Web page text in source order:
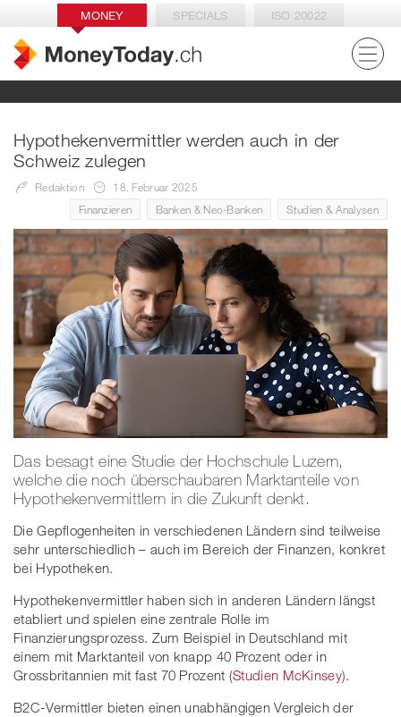
MONEY SPECIALS ISO 20022
Hypothekenvermittler werden auch in der
Schweiz zulegen
Redaktion
18. Februar 2025
Finanzieren
Banken & Neo-Banken Studien & Analysen
Das besagt eine Studie der Hochschule Luzern,
welche die noch überschaubaren Marktanteile von
Hypothekenvermittlern in die Zukunft denkt.
Die Gepflogenheiten in verschiedenen Ländern sind teilweise
sehr unterschiedlich – auch im Bereich der Finanzen, konkret
bei Hypotheken.
Hypothekenvermittler haben sich in anderen Ländern längst
etabliert und spielen eine zentrale Rolle im
Finanzierungsprozess. Zum Beispiel in Deutschland mit
einem mit Marktanteil von knapp 40 Prozent oder in
Grossbritannien mit fast 70 Prozent (Studien McKinsey).
B2C-Vermittler bieten einen unabhängigen Vergleich der